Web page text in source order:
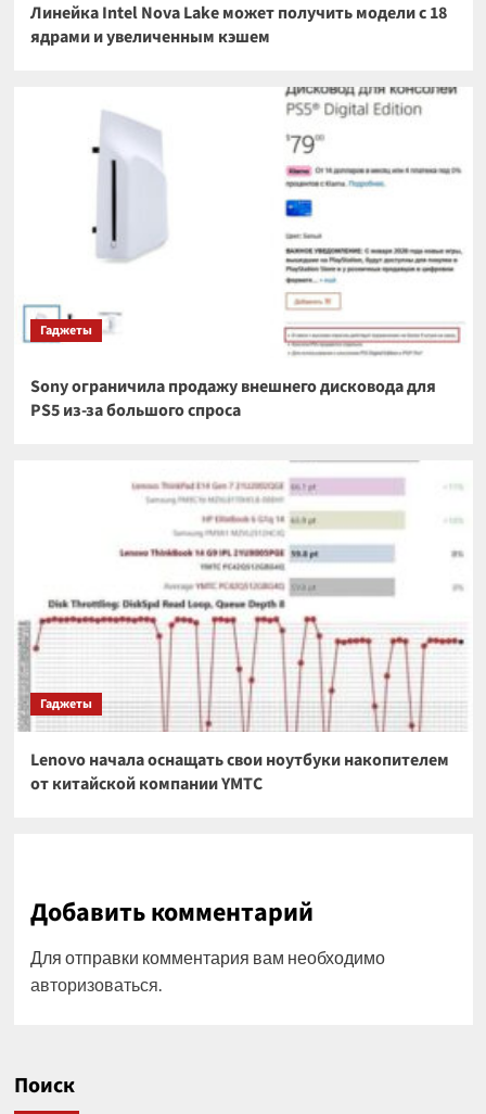
Линейка Intel Nova Lake может получить модели с 18
ядрами и увеличенным кэшем
Гаджеты
Sony ограничила продажу внешнего дисковода для
PS5 из-за большого спроса
Гаджеты
Lenovo начала оснащать свои ноутбуки накопителем
от китайской компании YMTC
Добавить комментарий
Для отправки комментария вам необходимо
авторизоваться.
Поиск